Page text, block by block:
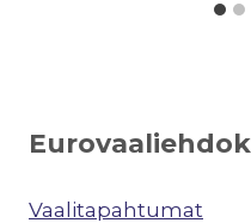
Vaalitapahtumat